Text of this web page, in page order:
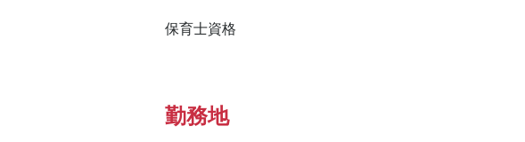
保育士資格
勤務地